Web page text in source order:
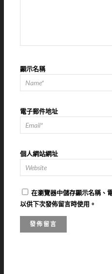
顯示名稱
電子郵件地址
個人網站網址
在瀏覽器中儲存顯示名稱、
以供下次發佈留言時使用。